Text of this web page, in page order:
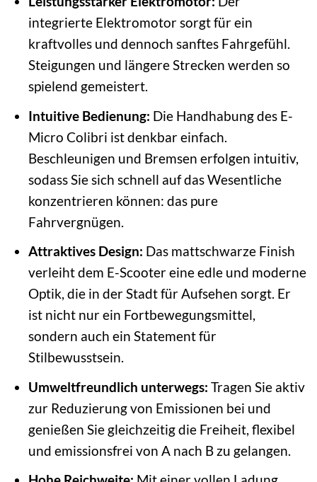
integrierte Elektromotor sorgt für ein
kraftvolles und dennoch sanftes Fahrgefühl.
Steigungen und längere Strecken werden so
spielend gemeistert.
Intuitive Bedienung: Die Handhabung des E-
Micro Colibri ist denkbar einfach.
Beschleunigen und Bremsen erfolgen intuitiv,
sodass Sie sich schnell auf das Wesentliche
konzentrieren können: das pure
Fahrvergnügen.
Attraktives Design: Das mattschwarze Finish
verleiht dem E-Scooter eine edle und moderne
Optik, die in der Stadt für Aufsehen sorgt. Er
ist nicht nur ein Fortbewegungsmittel,
sondern auch ein Statement für
Stilbewusstsein.
Umweltfreundlich unterwegs: Tragen Sie aktiv
zur Reduzierung von Emissionen bei und
genießen Sie gleichzeitig die Freiheit, flexibel
und emissionsfrei von A nach B zu gelangen.